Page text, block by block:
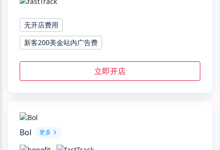
无开店费用
新客200美金站内广告费
立即开店
Bol 更多